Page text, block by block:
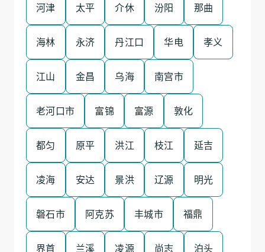
河津 太平 介休 汾阳 那曲
海林 永济 丹江口 华电 孝义
江山 金昌 乌海 南宫市
老河口市 富锦 富源 敦化
都匀 原平 洪江 枝江 延吉
凌海 安达 景洪 辽源 明光
磐石市 阿克苏 丰城市 福鼎
界首 兰溪 凌源 尚志 泊头